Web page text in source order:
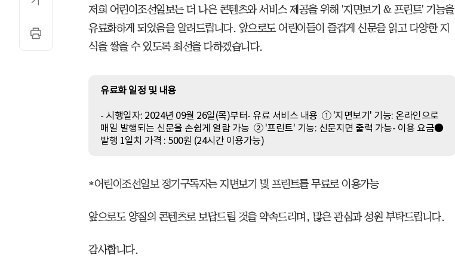
저희 어린이조선일보는 더 나은 콘텐츠와 서비스 제공을 위해 '지면보기 & 프린트' 기능을
유료화하게 되었음을 알려드립니다. 앞으로도 어린이들이 즐겁게 신문을 읽고 다양한 지
식을 쌓을 수 있도록 최선을 다하겠습니다.
유료화 일정 및 내용
- 시행일자: 2024년 09월 26일(목)부터- 유료 서비스 내용 ① '지면보기' 기능: 온라인으로
매일 발행되는 신문을 손쉽게 열람 가능 ② '프린트' 기능: 신문지면 출력 가능- 이용 요금●
발행 1일치 가격 : 500원 (24시간 이용가능)
*어린이조선일보 정기구독자는 지면보기 및 프린트를 무료로 이용가능
앞으로도 양질의 콘텐츠로 보답드릴 것을 약속드리며, 많은 관심과 성원 부탁드립니다.
감사합니다.